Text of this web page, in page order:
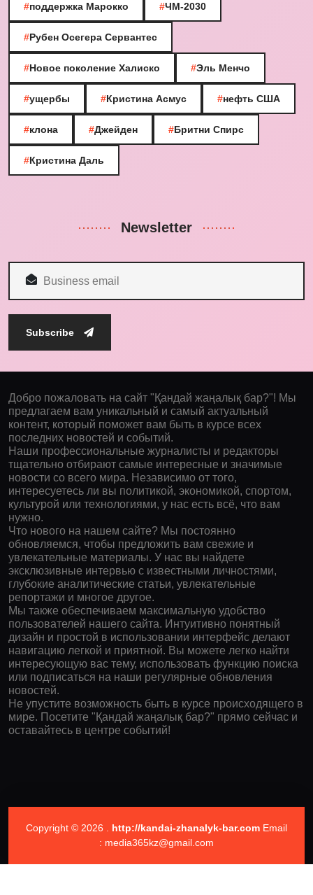
#поддержка Марокко #ЧМ-2030
#Рубен Осегера Сервантес
#Новое поколение Халиско #Эль Менчо
#ущербы #Кристина Асмус #нефть США
#клона #Джейден #Бритни Спирс
#Кристина Даль
Newsletter
Subscribe
Добро пожаловать на сайт "Қандай жаңалық бар?"! Мы
предлагаем вам уникальный и самый актуальный
контент, который поможет вам быть в курсе всех
последних новостей и событий.
Наши профессиональные журналисты и редакторы
тщательно отбирают самые интересные и значимые
новости со всего мира. Независимо от того,
интересуетесь ли вы политикой, экономикой, спортом,
культурой или технологиями, у нас есть всё, что вам
нужно.
Что нового на нашем сайте? Мы постоянно
обновляемся, чтобы предложить вам свежие и
увлекательные материалы. У нас вы найдете
эксклюзивные интервью с известными личностями,
глубокие аналитические статьи, увлекательные
репортажи и многое другое.
Мы также обеспечиваем максимальную удобство
пользователей нашего сайта. Интуитивно понятный
дизайн и простой в использовании интерфейс делают
навигацию легкой и приятной. Вы можете легко найти
интересующую вас тему, использовать функцию поиска
или подписаться на наши регулярные обновления
новостей.
Не упустите возможность быть в курсе происходящего в
мире. Посетите "Қандай жаңалық бар?" прямо сейчас и
оставайтесь в центре событий!
Copyright © 2026 . http://kandai-zhanalyk-bar.com Email
: media365kz@gmail.com